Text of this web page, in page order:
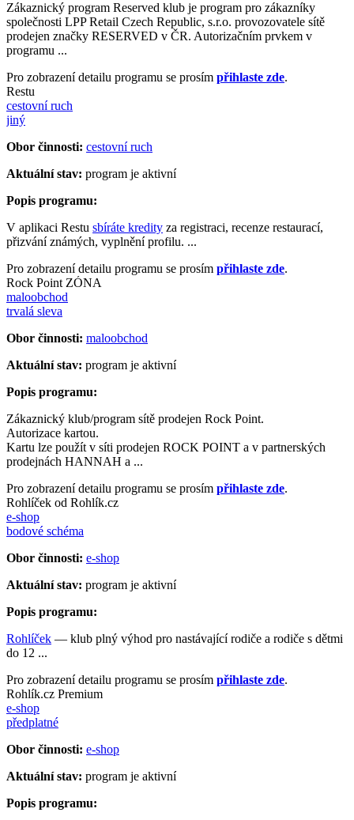
Zákaznický program Reserved klub je program pro zákazníky
společnosti LPP Retail Czech Republic, s.r.o. provozovatele sítě
prodejen značky RESERVED v ČR. Autorizačním prvkem v
programu ...
Pro zobrazení detailu programu se prosím přihlaste zde.
Restu
cestovní ruch
jiný
Obor činnosti: cestovní ruch
Aktuální stav: program je aktivní
Popis programu:
V aplikaci Restu sbíráte kredity za registraci, recenze restaurací,
přizvání známých, vyplnění profilu. ...
Pro zobrazení detailu programu se prosím přihlaste zde.
Rock Point ZÓNA
maloobchod
trvalá sleva
Obor činnosti: maloobchod
Aktuální stav: program je aktivní
Popis programu:
Zákaznický klub/program sítě prodejen Rock Point.
Autorizace kartou.
Kartu lze použít v síti prodejen ROCK POINT a v partnerských
prodejnách HANNAH a ...
Pro zobrazení detailu programu se prosím přihlaste zde.
Rohlíček od Rohlík.cz
e-shop
bodové schéma
Obor činnosti: e-shop
Aktuální stav: program je aktivní
Popis programu:
Rohlíček — klub plný výhod pro nastávající rodiče a rodiče s dětmi
do 12 ...
Pro zobrazení detailu programu se prosím přihlaste zde.
Rohlík.cz Premium
e-shop
předplatné
Obor činnosti: e-shop
Aktuální stav: program je aktivní
Popis programu: